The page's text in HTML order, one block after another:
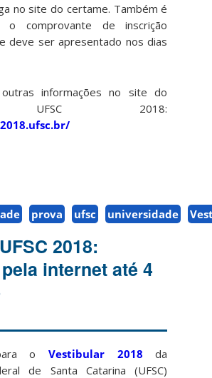
no site do certame. Também é
o comprovante de inscrição
deve ser apresentado nos dias
informações no site do
UFSC 2018:
prova ufsc universidade
2018:
internet até 4
o Vestibular 2018 da
de Santa Catarina (UFSC)